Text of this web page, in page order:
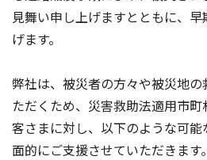
見舞い申し上げますとともに、
げます。
弊社は、被災者の方々や被災地
ただくため、災害救助法適用市
客さまに対し、以下のような可
面的にご支援させていただきます。